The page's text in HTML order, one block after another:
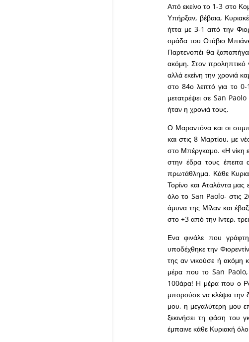
Από εκείνο το 1-3 στο
Υπήρξαν, βέβαια,
ήττα με 3-1 από την
ομάδα του Οτάβιο
Παρτενοπέι θα
ακόμη. Στον προληπτικό
αλλά εκείνη την χρονιά
στο 84ο λεπτό για το
μετατρέψει σε San
ήταν η χρονιά τους.
Ο Μαραντόνα και οι
και στις 8 Μαρτίου, με
στο Μπέργκαμο. «Η νίκη
στην έδρα τους
πρωτάθλημα. Κάθε
Τορίνο και Αταλάντα
όλο το San Paolo- στις
άμυνα της Μίλαν και
στο +3 από την Ιντερ,
Ενα φινάλε που
υποδέχθηκε την
της αν νικούσε ή ακόμη
μέρα που το San Paolo,
100άρα! Η μέρα που ο
μπορούσε να κλέψει την
μου, η μεγαλύτερη μου
ξεκινήσει τη φάση του
έμπαινε κάθε Κυριακή